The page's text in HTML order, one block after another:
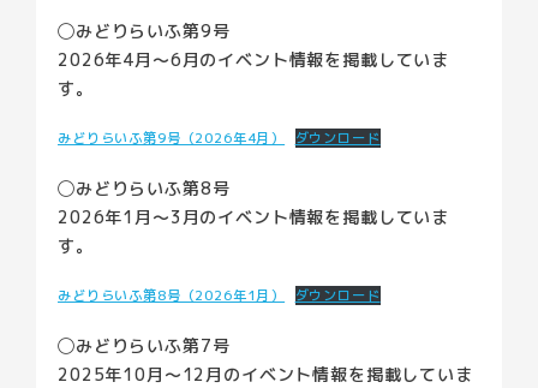
◯みどりらいふ第9号
2026年4月〜6月のイベント情報を掲載していま
す。
みどりらいふ第9号（2026年4月） ダウンロード
◯みどりらいふ第8号
2026年1月〜3月のイベント情報を掲載していま
す。
みどりらいふ第8号（2026年1月） ダウンロード
◯みどりらいふ第7号
2025年10月〜12月のイベント情報を掲載していま